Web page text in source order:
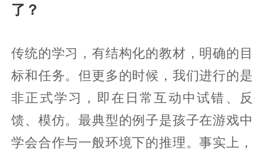
了？
传统的学习，有结构化的教材，明确的目
标和任务。但更多的时候，我们进行的是
非正式学习，即在日常互动中试错、反
馈、模仿。最典型的例子是孩子在游戏中
学会合作与一般环境下的推理。事实上，